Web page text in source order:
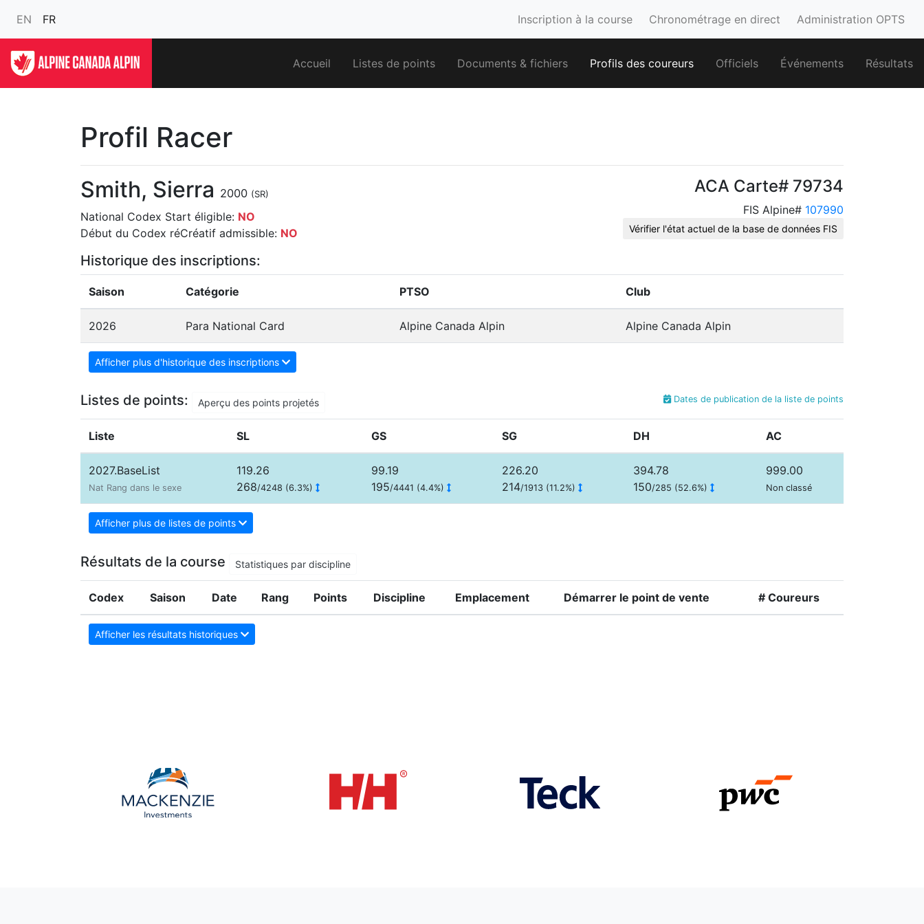
EN FR Inscription à la course Chronométrage en direct Administration OPTS
Accueil Listes de points Documents & fichiers Profils des coureurs Officiels Événements Résultats
Profil Racer
Smith, Sierra 2000 (SR)
National Codex Start éligible: NO
Début du Codex réCréatif admissible: NO
ACA Carte# 79734
FIS Alpine# 107990
Vérifier l'état actuel de la base de données FIS
Historique des inscriptions:
Saison Catégorie PTSO Club
2026 Para National Card Alpine Canada Alpin Alpine Canada Alpin
Afficher plus d'historique des inscriptions
Listes de points: Aperçu des points projetés Dates de publication de la liste de points
Liste SL GS SG DH AC
2027.BaseList
Nat Rang dans le sexe
119.26
268/4248 (6.3%)
99.19
195/4441 (4.4%)
226.20
214/1913 (11.2%)
394.78
150/285 (52.6%)
999.00
Non classé
Afficher plus de listes de points
Résultats de la course Statistiques par discipline
Codex Saison Date Rang Points Discipline Emplacement Démarrer le point de vente # Coureurs
Afficher les résultats historiques